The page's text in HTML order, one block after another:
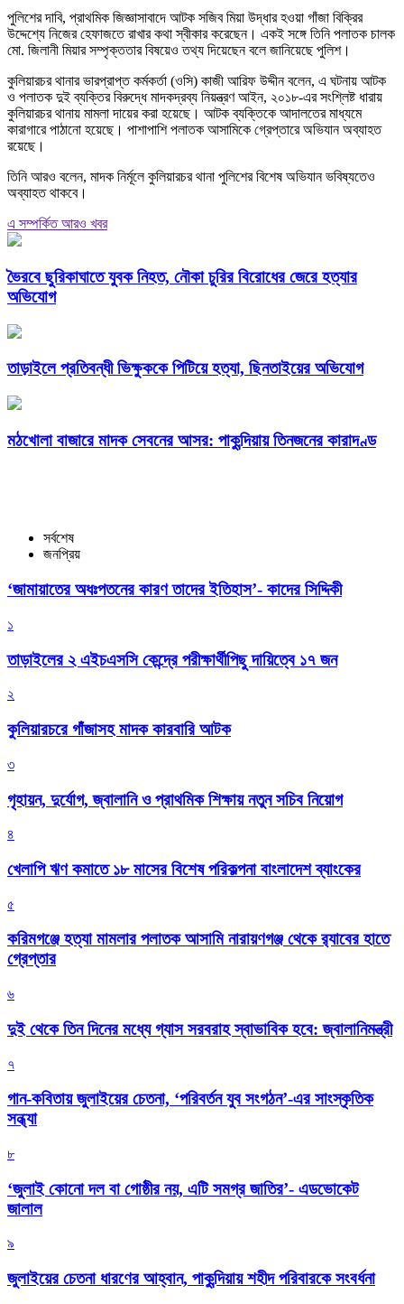
পুলিশের দাবি, প্রাথমিক জিজ্ঞাসাবাদে আটক সজিব মিয়া উদ্ধার হওয়া গাঁজা বিক্রির
উদ্দেশ্যে নিজের হেফাজতে রাখার কথা স্বীকার করেছেন। একই সঙ্গে তিনি পলাতক চালক
মো. জিলানী মিয়ার সম্পৃক্ততার বিষয়েও তথ্য দিয়েছেন বলে জানিয়েছে পুলিশ।
কুলিয়ারচর থানার ভারপ্রাপ্ত কর্মকর্তা (ওসি) কাজী আরিফ উদ্দীন বলেন, এ ঘটনায় আটক
ও পলাতক দুই ব্যক্তির বিরুদ্ধে মাদকদ্রব্য নিয়ন্ত্রণ আইন, ২০১৮-এর সংশ্লিষ্ট ধারায়
কুলিয়ারচর থানায় মামলা দায়ের করা হয়েছে। আটক ব্যক্তিকে আদালতের মাধ্যমে
কারাগারে পাঠানো হয়েছে। পাশাপাশি পলাতক আসামিকে গ্রেপ্তারে অভিযান অব্যাহত
রয়েছে।
তিনি আরও বলেন, মাদক নির্মূলে কুলিয়ারচর থানা পুলিশের বিশেষ অভিযান ভবিষ্যতেও
অব্যাহত থাকবে।
এ সম্পর্কিত আরও খবর
ভৈরবে ছুরিকাঘাতে যুবক নিহত, নৌকা চুরির বিরোধের জেরে হত্যার
অভিযোগ
তাড়াইলে প্রতিবন্ধী ভিক্ষুককে পিটিয়ে হত্যা, ছিনতাইয়ের অভিযোগ
মঠখোলা বাজারে মাদক সেবনের আসর: পাকুন্দিয়ায় তিনজনের কারাদণ্ড
সর্বশেষ
জনপ্রিয়
‘জামায়াতের অধঃপতনের কারণ তাদের ইতিহাস’- কাদের সিদ্দিকী
১
তাড়াইলের ২ এইচএসসি কেন্দ্রে পরীক্ষার্থীপিছু দায়িত্বে ১৭ জন
২
কুলিয়ারচরে গাঁজাসহ মাদক কারবারি আটক
৩
গৃহায়ন, দুর্যোগ, জ্বালানি ও প্রাথমিক শিক্ষায় নতুন সচিব নিয়োগ
৪
খেলাপি ঋণ কমাতে ১৮ মাসের বিশেষ পরিকল্পনা বাংলাদেশ ব্যাংকের
৫
করিমগঞ্জে হত্যা মামলার পলাতক আসামি নারায়ণগঞ্জ থেকে র‌্যাবের হাতে
গ্রেপ্তার
৬
দুই থেকে তিন দিনের মধ্যে গ্যাস সরবরাহ স্বাভাবিক হবে: জ্বালানিমন্ত্রী
৭
গান-কবিতায় জুলাইয়ের চেতনা, ‘পরিবর্তন যুব সংগঠন’-এর সাংস্কৃতিক
সন্ধ্যা
৮
‘জুলাই কোনো দল বা গোষ্ঠীর নয়, এটি সমগ্র জাতির’- এডভোকেট
জালাল
৯
জুলাইয়ের চেতনা ধারণের আহ্বান, পাকুন্দিয়ায় শহীদ পরিবারকে সংবর্ধনা